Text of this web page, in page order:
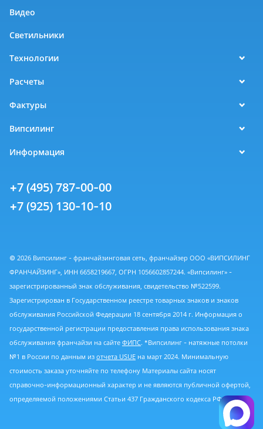
Видео
Светильники
Технологии
Расчеты
Фактуры
Випсилинг
Информация
+7 (495) 787-00-00
+7 (925) 130-10-10
© 2026 Випсилинг - франчайзинговая сеть, франчайзер ООО «ВИПСИЛИНГ
ФРАНЧАЙЗИНГ», ИНН 6658219667, ОГРН 1056602857244. «Випсилинг» -
зарегистрированный знак обслуживания, свидетельство №522599.
Зарегистрирован в Государственном реестре товарных знаков и знаков
обслуживания Российской Федерации 18 сентября 2014 г. Информация о
государственной регистрации предоставления права использования знака
обслуживания франчайзи на сайте ФИПС. *Випсилинг - натяжные потолки
№1 в России по данным из отчета USUE на март 2024. Минимальную
стоимость заказа уточняйте по телефону Материалы сайта носят
справочно-информационный характер и не являются публичной офертой,
определяемой положениями Статьи 437 Гражданского кодекса РФ.